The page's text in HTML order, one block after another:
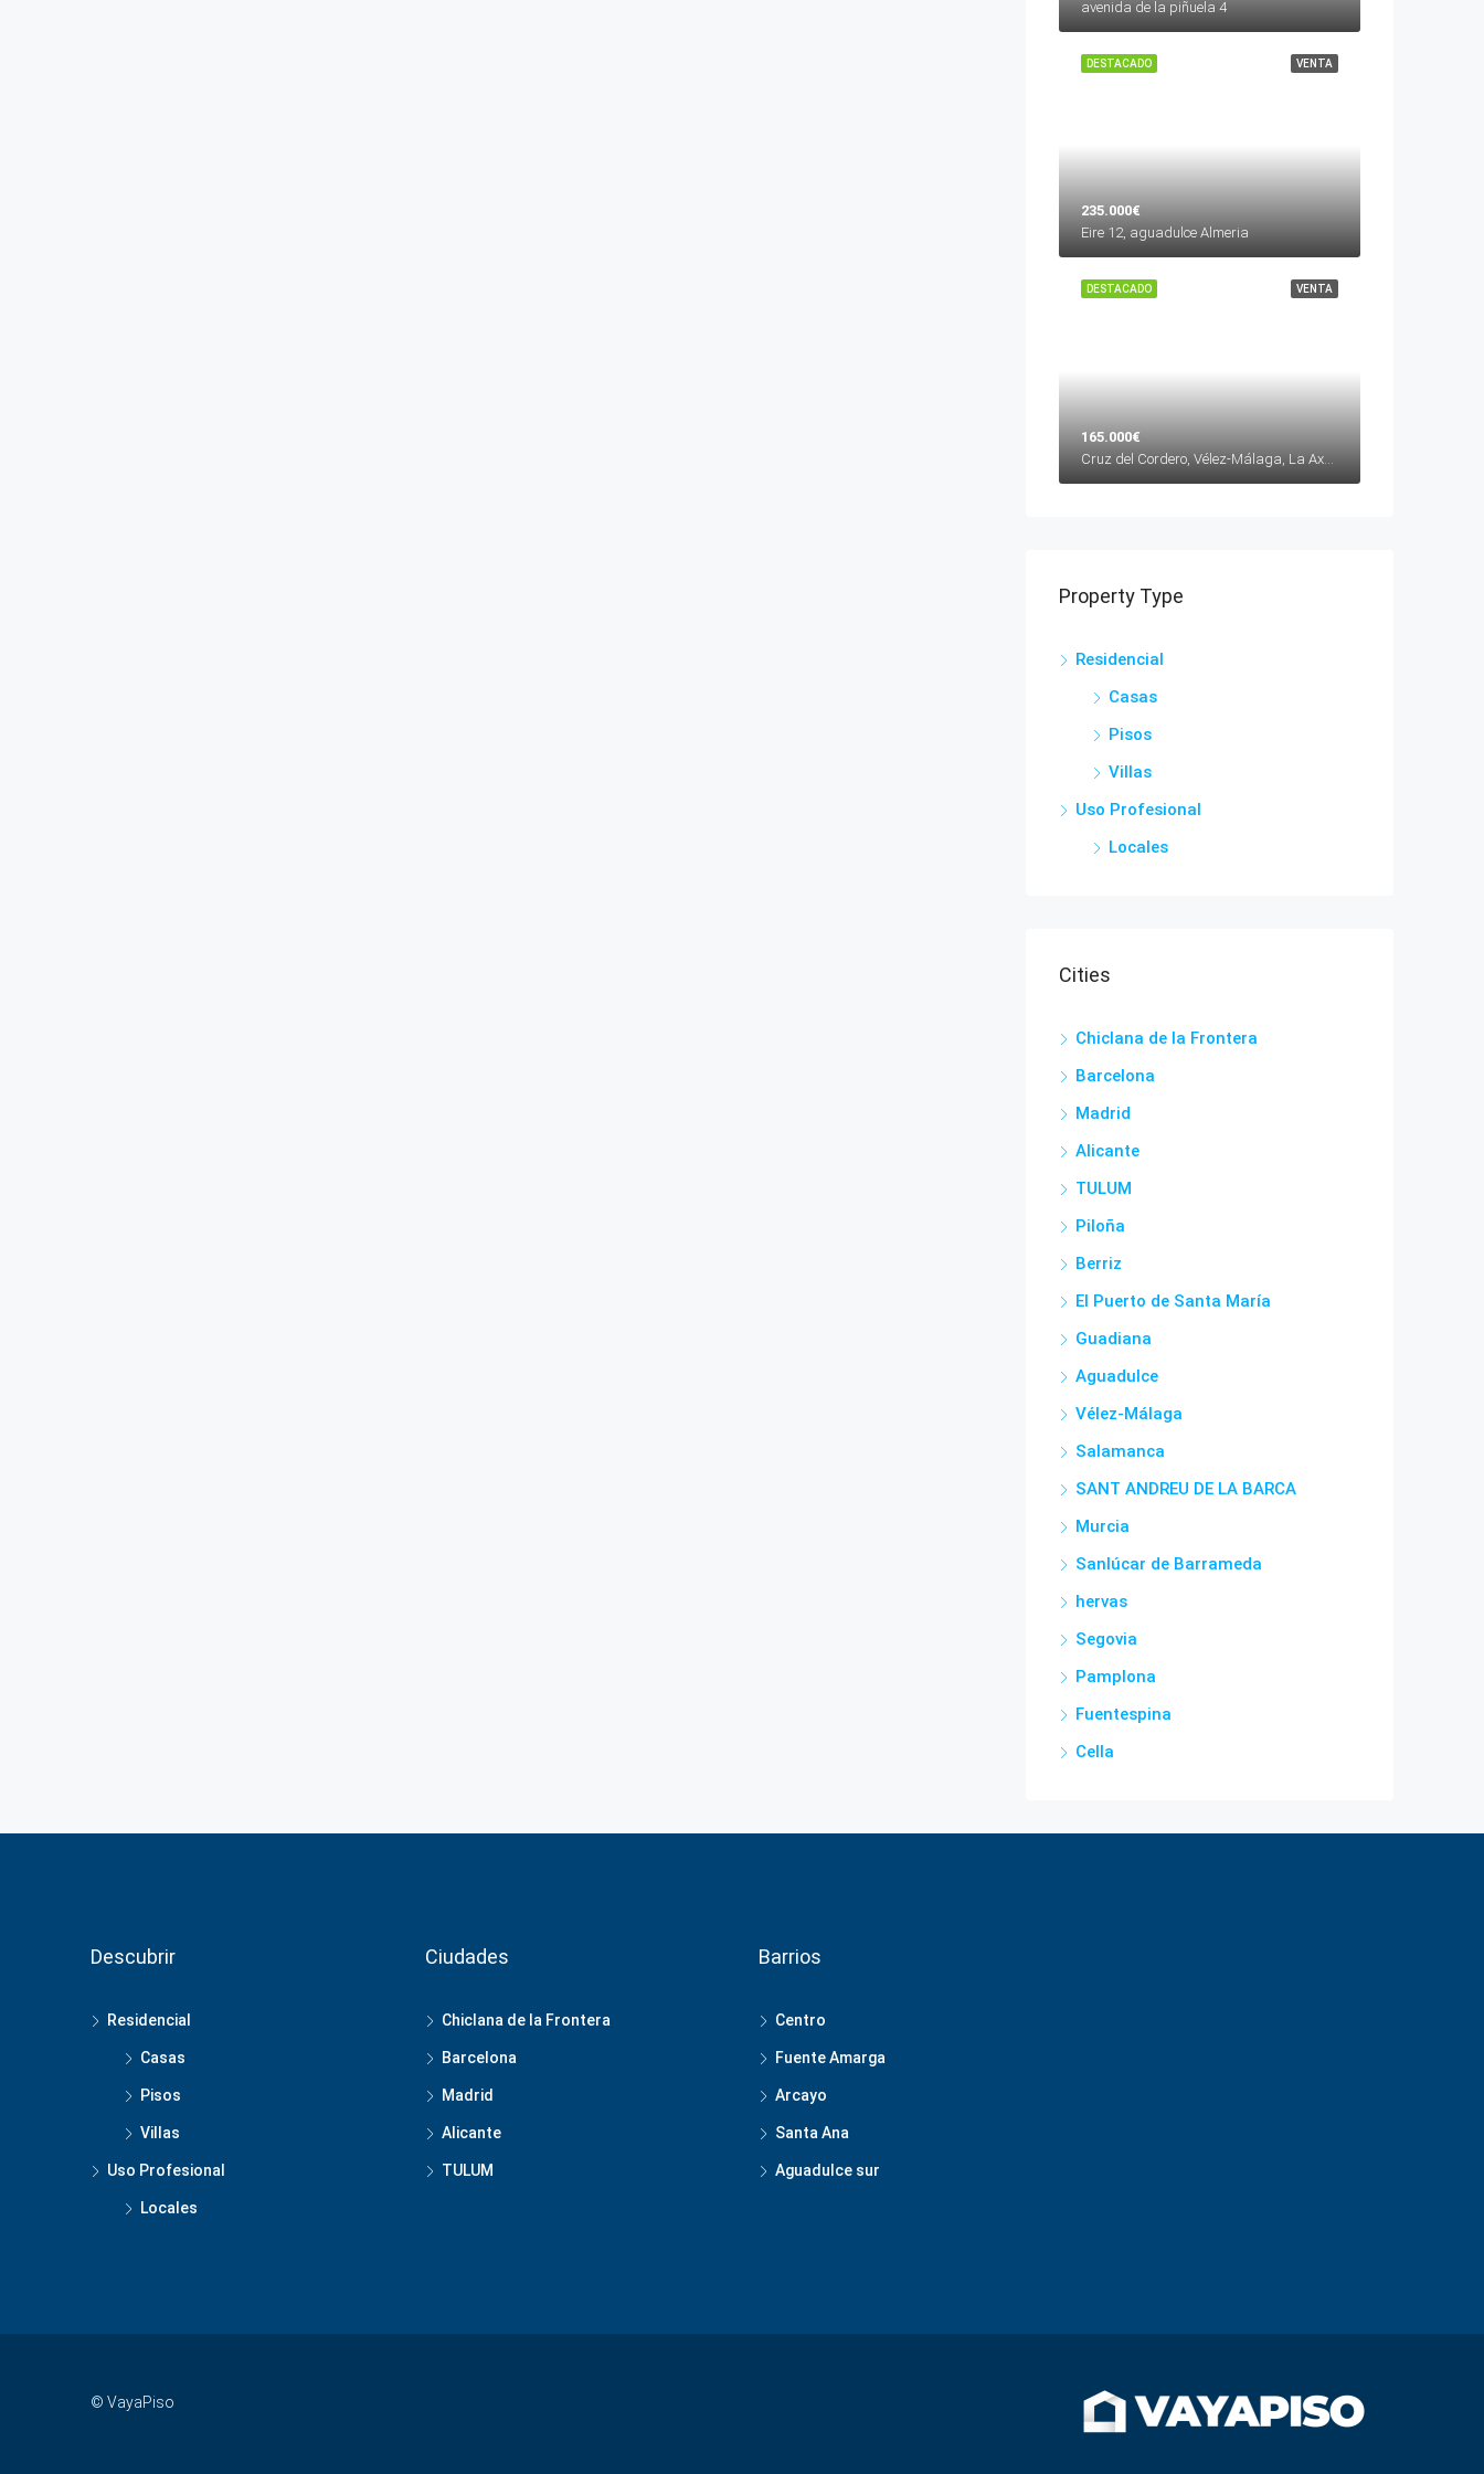
avenida de la piñuela 4
VENTA
DESTACADO
235.000€
Eire 12, aguadulce Almeria
VENTA
DESTACADO
165.000€
Cruz del Cordero, Vélez-Málaga, La Axarquía, Málaga, Andalucía, 29700, España
Property Type
Residencial
Casas
Pisos
Villas
Uso Profesional
Locales
Cities
Chiclana de la Frontera
Barcelona
Madrid
Alicante
TULUM
Piloña
Berriz
El Puerto de Santa María
Guadiana
Aguadulce
Vélez-Málaga
Salamanca
SANT ANDREU DE LA BARCA
Murcia
Sanlúcar de Barrameda
hervas
Segovia
Pamplona
Fuentespina
Cella
Descubrir
Residencial
Casas
Pisos
Villas
Uso Profesional
Locales
Ciudades
Chiclana de la Frontera
Barcelona
Madrid
Alicante
TULUM
Barrios
Centro
Fuente Amarga
Arcayo
Santa Ana
Aguadulce sur
© VayaPiso